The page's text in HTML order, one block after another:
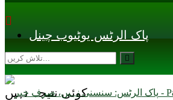
پاک الرٹس یوٹیوب چینل
کوئی نتیجہ نہیں